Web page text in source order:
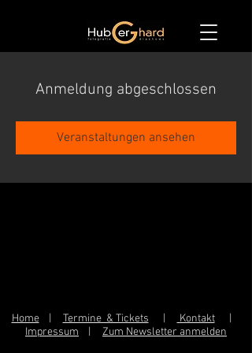
Anmeldung abgeschlossen
Veranstaltungen ansehen
Home| Termine & Tickets Kontakt|
Impressum
Zum Newsletter anmelden